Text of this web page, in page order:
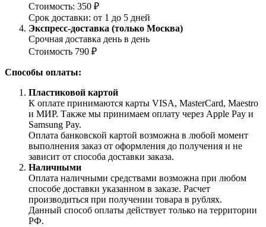
Стоимость: 350 ₽
Срок доставки: от 1 до 5 дней
Экспресс-доставка (только Москва)
Срочная доставка день в день
Стоимость 790 ₽
Способы оплаты:
Пластиковой картой
К оплате принимаются карты VISA, MasterCard, Maestro
и МИР. Также мы принимаем оплату через Apple Pay и
Samsung Pay.
Оплата банковской картой возможна в любой момент
выполнения заказ от оформления до получения и не
зависит от способа доставки заказа.
Наличными
Оплата наличными средствами возможна при любом
способе доставки указанном в заказе. Расчет
производиться при получении товара в рублях.
Данный способ оплаты действует только на территории
РФ.